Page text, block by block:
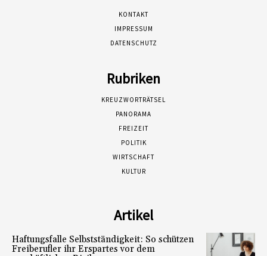
KONTAKT
IMPRESSUM
DATENSCHUTZ
Rubriken
KREUZWORTRÄTSEL
PANORAMA
FREIZEIT
POLITIK
WIRTSCHAFT
KULTUR
Artikel
Haftungsfalle Selbstständigkeit: So schützen
Freiberufler ihr Erspartes vor dem